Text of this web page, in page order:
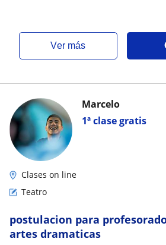
ver más
1ª clase gratis
Marcelo
Clases on line
Teatro
postulacion para
artes dramaticas